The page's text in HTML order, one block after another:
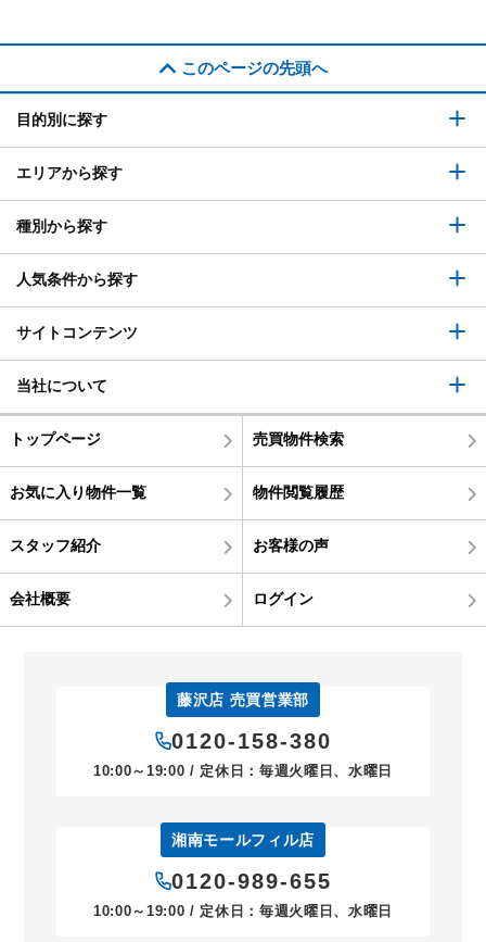
このページの先頭へ
目的別に探す
エリアから探す
種別から探す
人気条件から探す
サイトコンテンツ
当社について
トップページ 売買物件検索
お気に入り物件一覧 物件閲覧履歴
スタッフ紹介 お客様の声
会社概要 ログイン
藤沢店 売買営業部
0120-158-380
10:00～19:00 / 定休日：毎週火曜日、水曜日
湘南モールフィル店
0120-989-655
10:00～19:00 / 定休日：毎週火曜日、水曜日